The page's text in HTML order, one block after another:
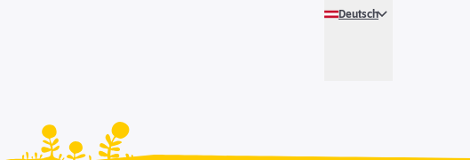
Deutsch